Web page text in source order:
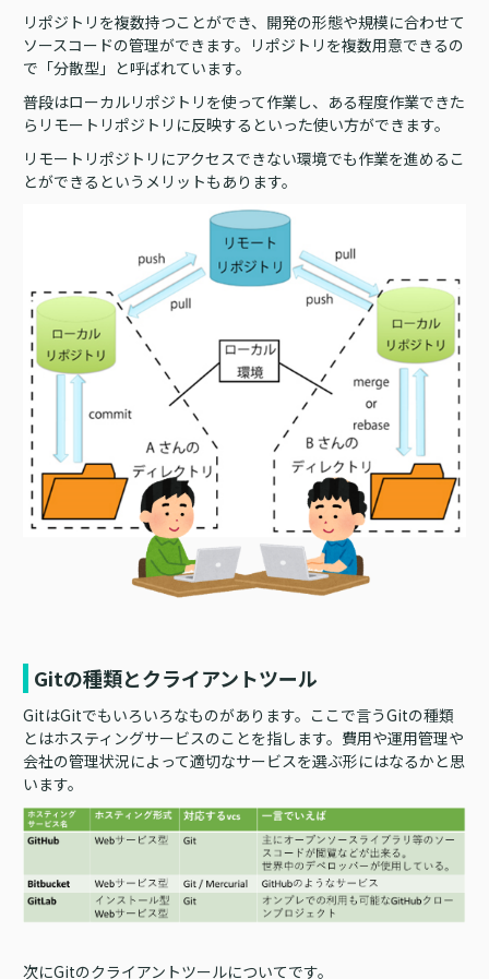
リポジトリを複数持つことができ、開発の形態や規模に合わせて
ソースコードの管理ができます。リポジトリを複数用意できるの
で「分散型」と呼ばれています。
普段はローカルリポジトリを使って作業し、ある程度作業できた
らリモートリポジトリに反映するといった使い方ができます。
リモートリポジトリにアクセスできない環境でも作業を進めるこ
とができるというメリットもあります。
Gitの種類とクライアントツール
GitはGitでもいろいろなものがあります。ここで言うGitの種類
とはホスティングサービスのことを指します。費用や運用管理や
会社の管理状況によって適切なサービスを選ぶ形にはなるかと思
います。
次にGitのクライアントツールについてです。